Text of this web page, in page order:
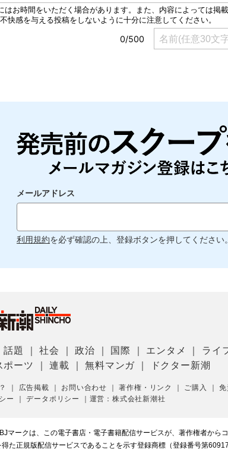
メールアドレス
利用規約を必ず確認の上、登録ボタンを押してください。
話題 ｜社会 ｜政治 国際 エンタメ
ライ
ポーツ ｜連載 ｜無料マンガ ドクター新潮
広告掲載 お問い合わせ ｜著作権・リンク ご購入 ｜
ー
｜データポリシー 運営：株式会社新潮社
マークは、この電子書店・電子書籍配信サービスが、著作権者から
得た正規版配信サービスであることを示す登録商標（登録番号第